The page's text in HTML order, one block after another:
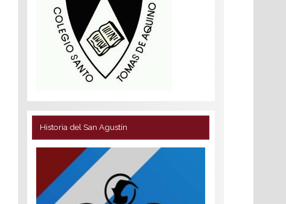
Historia del San Agustín